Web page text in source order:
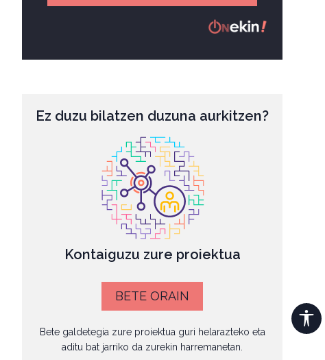
Ez duzu bilatzen duzuna aurkitzen?
Kontaiguzu zure proiektua
BETE ORAIN
Bete galdetegia zure proiektua guri helarazteko eta
aditu bat jarriko da zurekin harremanetan.